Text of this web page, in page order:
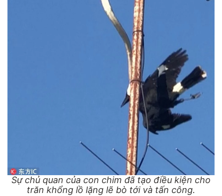
Sự chủ quan của con chim đã tạo điều kiện cho
trăn khổng lồ lặng lẽ bò tới và tấn công.